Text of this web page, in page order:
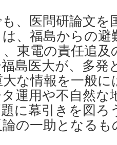
、医問研論文を
、福島からの避
東電の責任追
島医大が、多発
な情報を一般
運用や不自然な
に幕引きを図
の一助となる